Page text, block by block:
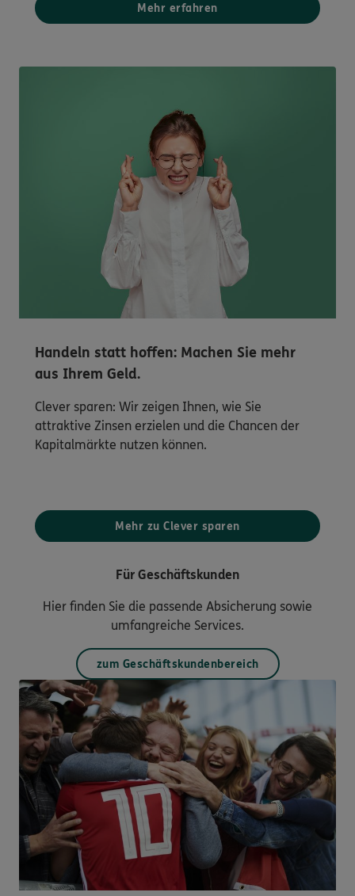
Mehr erfahren
Handeln statt hoffen: Machen Sie mehr
aus Ihrem Geld.
Clever sparen: Wir zeigen Ihnen, wie Sie
attraktive Zinsen erzielen und die Chancen der
Kapitalmärkte nutzen können.
Mehr zu Clever sparen
Für Geschäftskunden
Hier finden Sie die passende Absicherung sowie
umfangreiche Services.
zum Geschäftskundenbereich